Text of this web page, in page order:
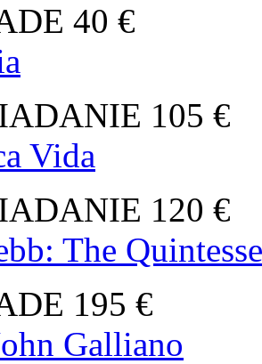
40 €
105 €
Vida
120 €
The
195 €
Galliano